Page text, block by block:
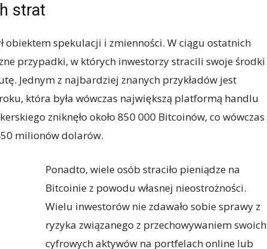
strat
obiektem spekulacji i zmienności. W ciągu ostatnich
przypadki, w których inwestorzy stracili swoje środki
Jednym z najbardziej znanych przykładów jest
która była wówczas największą platformą handlu
zniknęło około 850 000 Bitcoinów, co wówczas
milionów dolarów.
Ponadto, wiele osób straciło pieniądze na
Bitcoinie z powodu własnej nieostrożności.
Wielu inwestorów nie zdawało sobie sprawy z
ryzyka związanego z przechowywaniem swoich
cyfrowych aktywów na portfelach online lub